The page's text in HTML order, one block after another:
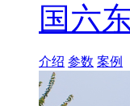
国六
介绍 参数 案例